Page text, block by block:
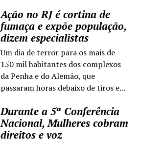
Ação no RJ é cortina de
fumaça e expõe população,
dizem especialistas
Um dia de terror para os mais de
150 mil habitantes dos complexos
da Penha e do Alemão, que
passaram horas debaixo de tiros e...
Durante a 5ª Conferência
Nacional, Mulheres cobram
direitos e voz